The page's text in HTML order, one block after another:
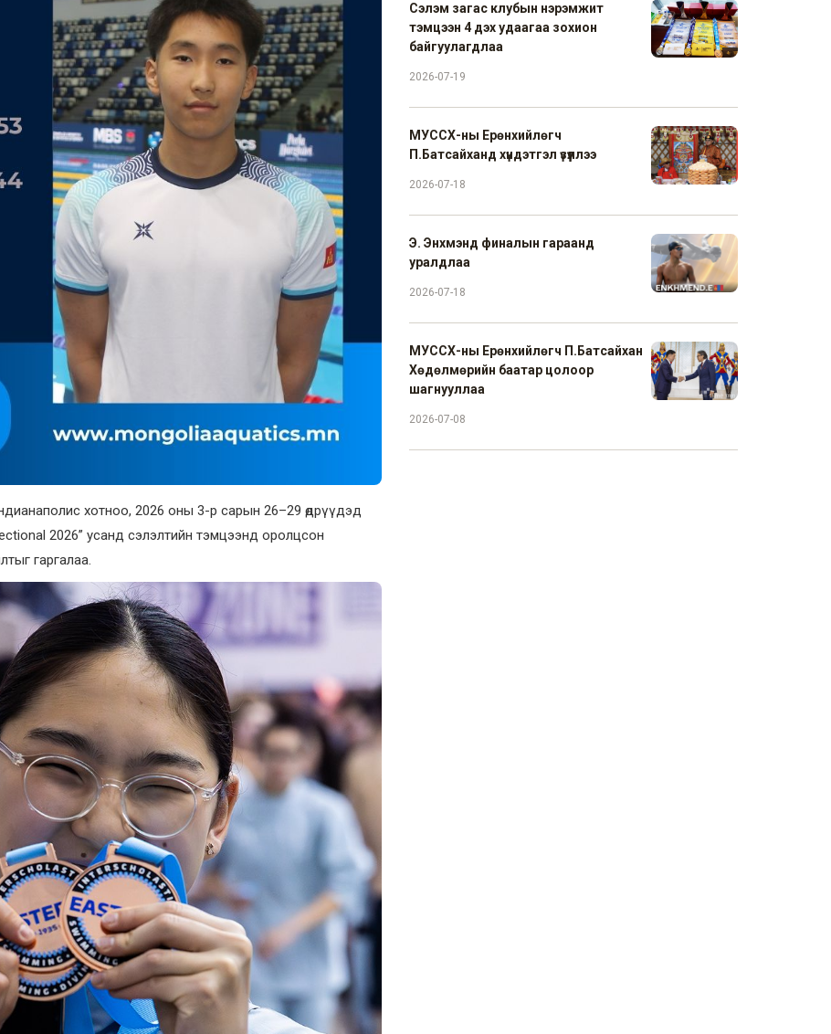
хотноо, 2026 оны 3-р сарын 26–29 өдрүүдэд
2026” усанд сэлэлтийн тэмцээнд оролцсон
гаргалаа.
Сэлэм загас клубын нэрэмжит
тэмцээн 4 дэх удаагаа зохион
байгуулагдлаа
2026-07-19
МУССХ-ны Ерөнхийлөгч
П.Батсайханд хүндэтгэл үзүүллээ
2026-07-18
Э. Энхмэнд финалын гараанд
уралдлаа
2026-07-18
МУССХ-ны Ерөнхийлөгч П.Батсайхан
Хөдөлмөрийн баатар цолоор
шагнууллаа
2026-07-08